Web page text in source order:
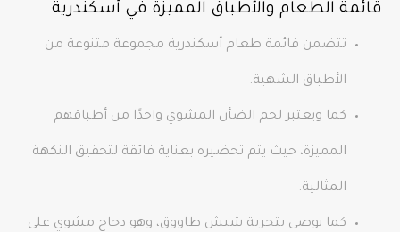
قائمة الطعام والأطباق المميزة في أسكندرية
تتضمن قائمة طعام أسكندرية مجموعة متنوعة من
الأطباق الشهية.
كما ويعتبر لحم الضأن المشوي واحدًا من أطباقهم
المميزة، حيث يتم تحضيره بعناية فائقة لتحقيق النكهة
المثالية.
كما يوصى بتجربة شيش طاووق، وهو دجاج مشوي على